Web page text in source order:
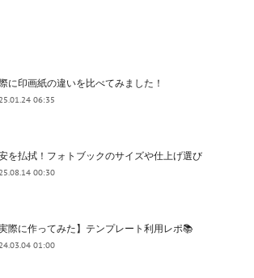
に印画紙の違いを比べてみました！
06:35
を払拭！フォトブックのサイズや仕上げ選び
00:30
実際に作ってみた】テンプレート利用レポ📚
01:00